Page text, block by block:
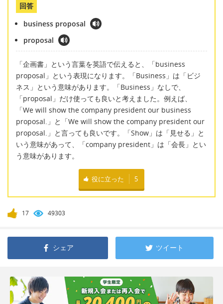
回答
business proposal
proposal
「企画書」という言葉を英語で伝えると、「business
proposal」という表現になります。「Business」は「ビジ
ネス」という意味があります。「Business」なしで、
「proposal」だけ使っても良いと考えました。例えば、
「We will show the company president our business
proposal.」と「We will show the company president our
proposal.」と言っても良いです。「Show」は「見せる」と
いう意味があって、「company president」は「会長」とい
う意味があります。
役に立った 5
17 49303
シェア ツイート